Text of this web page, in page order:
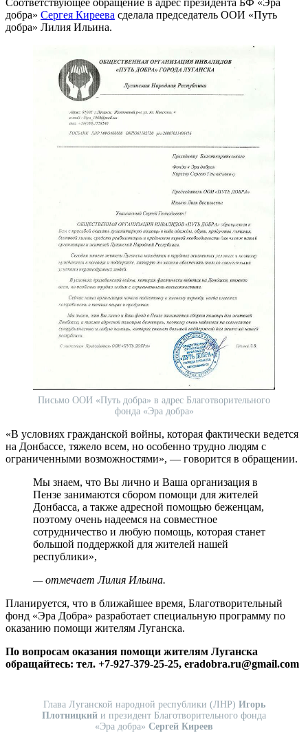
добра» Сергея Киреева сделала председатель ООИ «Путь
добра» Лилия Ильина.
Письмо ООИ «Путь добра» в адрес Благотворительного
фонда «Эра добра»
«В условиях гражданской войны, которая фактически ведется
на Донбассе, тяжело всем, но особенно трудно людям с
ограниченными возможностями», — говорится в обращении.
Мы знаем, что Вы лично и Ваша организация в
Пензе занимаются сбором помощи для жителей
Донбасса, а также адресной помощью беженцам,
поэтому очень надеемся на совместное
сотрудничество и любую помощь, которая станет
большой поддержкой для жителей нашей
республики»,
— отмечает Лилия Ильина.
Планируется, что в ближайшее время, Благотворительный
фонд «Эра Добра» разработает специальную программу по
оказанию помощи жителям Луганска.
По вопросам оказания помощи жителям Луганска
обращайтесь: тел. +7-927-379-25-25, eradobra.ru@gmail.com
Глава Луганской народной республики (ЛНР) Игорь
Плотницкий и президент Благотворительного фонда
«Эра добра» Сергей Киреев